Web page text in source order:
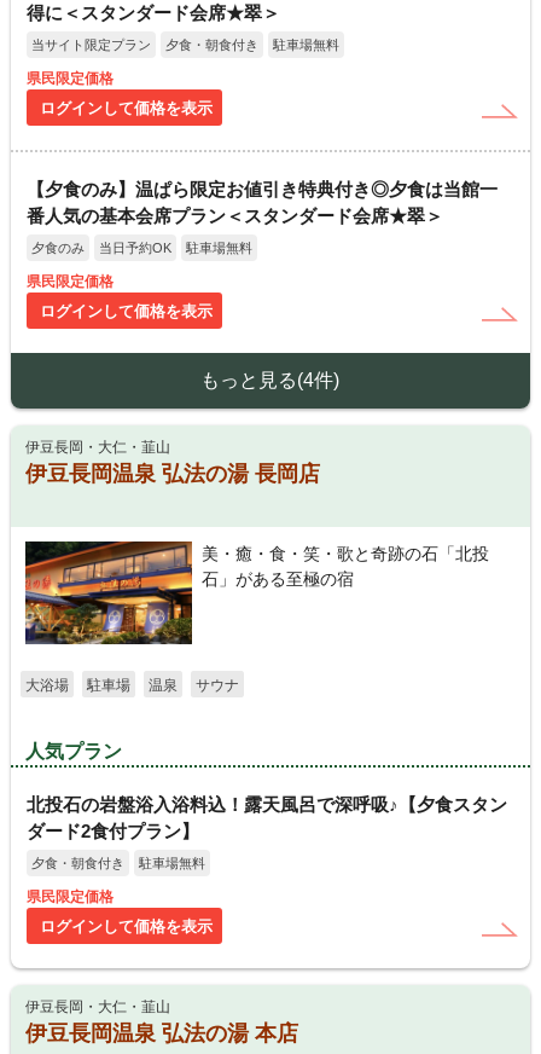
得に＜スタンダード会席★翠＞
当サイト限定プラン 夕食・朝食付き 駐車場無料
県民限定価格
ログインして価格を表示
【夕食のみ】温ぱら限定お値引き特典付き◎夕食は当館一
番人気の基本会席プラン＜スタンダード会席★翠＞
夕食のみ 当日予約OK 駐車場無料
県民限定価格
ログインして価格を表示
もっと見る(4件)
伊豆長岡・大仁・韮山
伊豆長岡温泉 弘法の湯 長岡店
美・癒・食・笑・歌と奇跡の石「北投
石」がある至極の宿
大浴場 駐車場 温泉 サウナ
人気プラン
北投石の岩盤浴入浴料込！露天風呂で深呼吸♪【夕食スタン
ダード2食付プラン】
夕食・朝食付き 駐車場無料
県民限定価格
ログインして価格を表示
伊豆長岡・大仁・韮山
伊豆長岡温泉 弘法の湯 本店